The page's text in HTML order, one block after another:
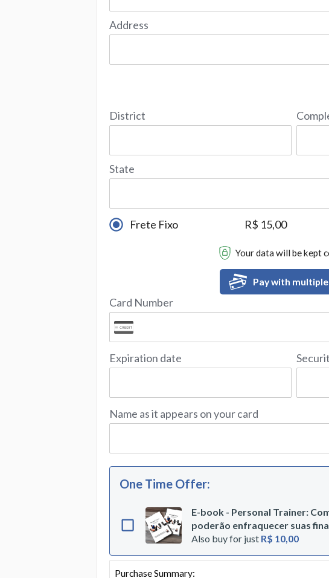
Address
District
State
Frete Fixo R$ 15,00
Your data will be kept
Pay with
Card Number
Expiration date
Name as it appears on your card
One Time Offer:
E-book - Personal Trainer:
poderão enfraquecer suas
Also buy for just R$ 10,00
Purchase Summary: